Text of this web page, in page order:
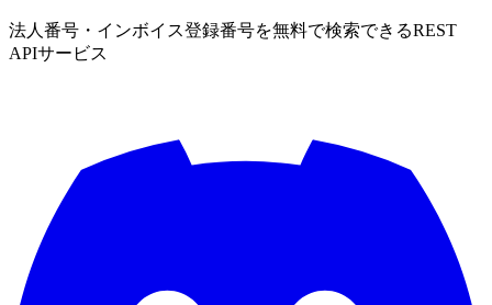
法人番号・インボイス登録番号を無料で検索できるREST
APIサービス